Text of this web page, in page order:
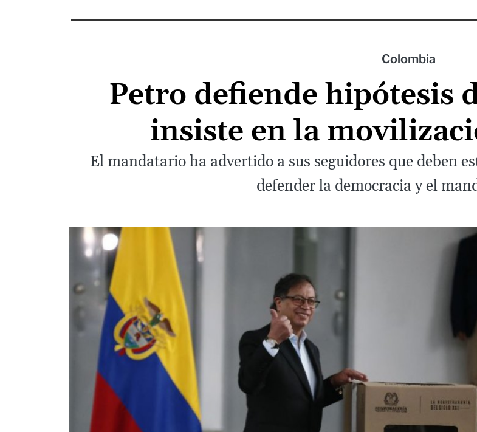
Colombia
Petro defiende hipótesis
insiste en la
El mandatario ha advertido a sus seguidores que deben
defender la democracia y el